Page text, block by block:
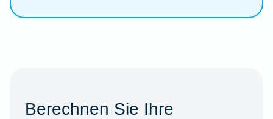
Berechnen Sie Ihre